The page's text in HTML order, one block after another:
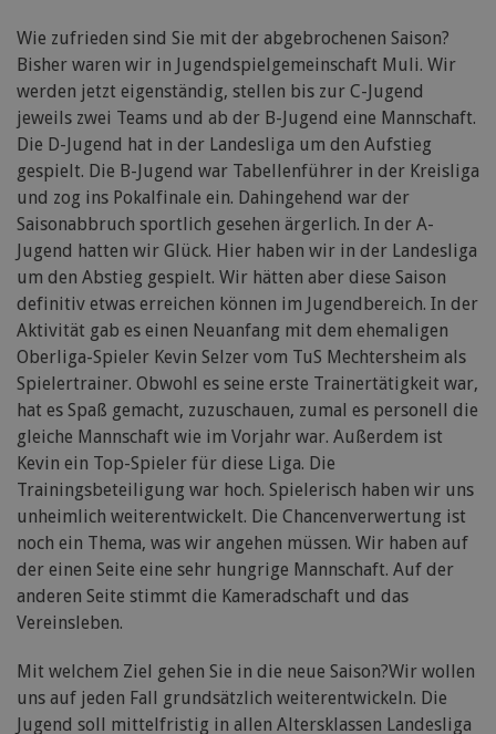
Wie zufrieden sind Sie mit der abgebrochenen Saison?
Bisher waren wir in Jugendspielgemeinschaft Muli. Wir
werden jetzt eigenständig, stellen bis zur C-Jugend
jeweils zwei Teams und ab der B-Jugend eine Mannschaft.
Die D-Jugend hat in der Landesliga um den Aufstieg
gespielt. Die B-Jugend war Tabellenführer in der Kreisliga
und zog ins Pokalfinale ein. Dahingehend war der
Saisonabbruch sportlich gesehen ärgerlich. In der A-
Jugend hatten wir Glück. Hier haben wir in der Landesliga
um den Abstieg gespielt. Wir hätten aber diese Saison
definitiv etwas erreichen können im Jugendbereich. In der
Aktivität gab es einen Neuanfang mit dem ehemaligen
Oberliga-Spieler Kevin Selzer vom TuS Mechtersheim als
Spielertrainer. Obwohl es seine erste Trainertätigkeit war,
hat es Spaß gemacht, zuzuschauen, zumal es personell die
gleiche Mannschaft wie im Vorjahr war. Außerdem ist
Kevin ein Top-Spieler für diese Liga. Die
Trainingsbeteiligung war hoch. Spielerisch haben wir uns
unheimlich weiterentwickelt. Die Chancenverwertung ist
noch ein Thema, was wir angehen müssen. Wir haben auf
der einen Seite eine sehr hungrige Mannschaft. Auf der
anderen Seite stimmt die Kameradschaft und das
Vereinsleben.
Mit welchem Ziel gehen Sie in die neue Saison?Wir wollen
uns auf jeden Fall grundsätzlich weiterentwickeln. Die
Jugend soll mittelfristig in allen Altersklassen Landesliga